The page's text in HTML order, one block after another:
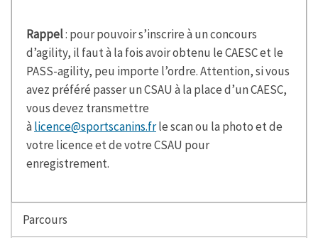
Rappel: pour pouvoir s’inscrire à un concours
d’agility, il faut à la fois avoir obtenu le CAESC et le
PASS-agility, peu importe l’ordre. Attention, si vous
avez préféré passer un CSAU à la place d’un CAESC,
vous devez transmettre
àlicence@sportscanins.frle scan ou la photo et de
votre licence et de votre CSAU pour
enregistrement.
Parcours